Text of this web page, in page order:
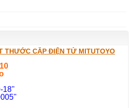
THƯỚC CẶP ĐIỆN TỬ MITUTOYO
18''